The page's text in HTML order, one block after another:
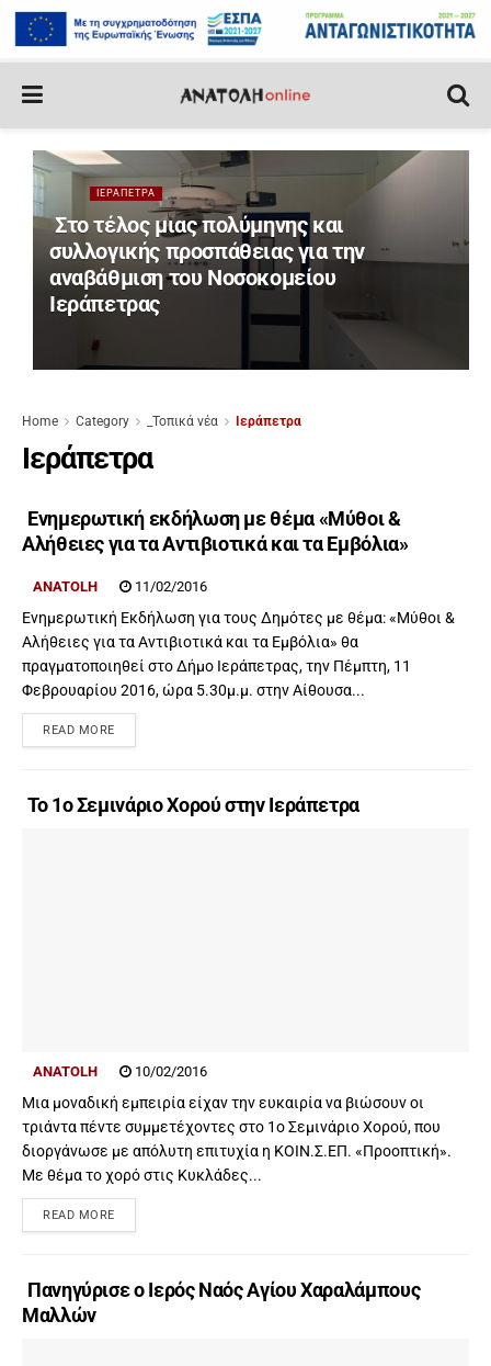
ΙΕΡΆΠΕΤΡΑ
Στο τέλος μιας πολύμηνης και
συλλογικής προσπάθειας για την
αναβάθμιση του Νοσοκομείου
Ιεράπετρας
Home Category _Τοπικά νέα Ιεράπετρα
Ιεράπετρα
Ενημερωτική εκδήλωση με θέμα «Μύθοι &
Αλήθειες για τα Αντιβιοτικά και τα Εμβόλια»
ANATOLH 11/02/2016
Ενημερωτική Εκδήλωση για τους Δημότες με θέμα: «Μύθοι &
Αλήθειες για τα Αντιβιοτικά και τα Εμβόλια» θα
πραγματοποιηθεί στο Δήμο Ιεράπετρας, την Πέμπτη, 11
Φεβρουαρίου 2016, ώρα 5.30μ.μ. στην Αίθουσα...
READ MORE
Το 1ο Σεμινάριο Χορού στην Ιεράπετρα
ANATOLH 10/02/2016
Μια μοναδική εμπειρία είχαν την ευκαιρία να βιώσουν οι
τριάντα πέντε συμμετέχοντες στο 1ο Σεμινάριο Χορού, που
διοργάνωσε με απόλυτη επιτυχία η ΚΟΙΝ.Σ.ΕΠ. «Προοπτική».
Με θέμα το χορό στις Κυκλάδες...
READ MORE
Πανηγύρισε ο Ιερός Ναός Αγίου Χαραλάμπους
Μαλλών